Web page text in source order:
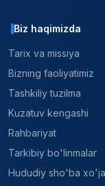
Biz haqimizda
Tarix va missiya
Bizning faoliyatimiz
Tashkiliy tuzilma
Kuzatuv kengashi
Rahbariyat
Tarkibiy bo'linmalar
Hududiy sho'ba